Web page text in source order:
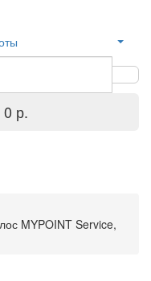
р.
MYPOINT Service,